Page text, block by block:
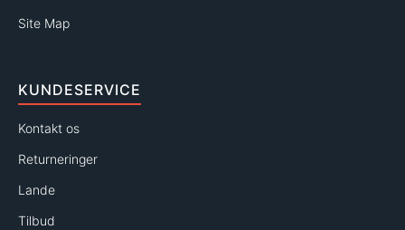
Site Map
KUNDESERVICE
Kontakt os
Returneringer
Lande
Tilbud